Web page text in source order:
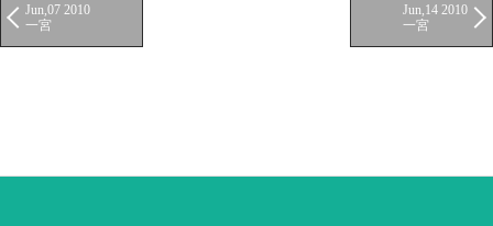
Jun,07 2010
一宮
Jun,14 2010
一宮